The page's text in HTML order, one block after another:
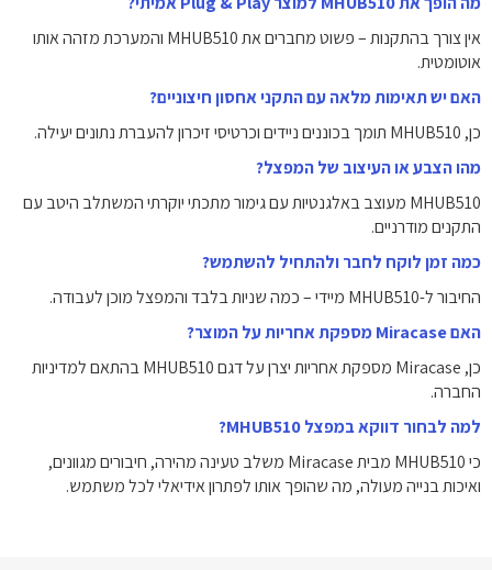
אין צורך בהתקנות – פשוט מחברים את MHUB510 והמערכת מזהה אותו
אוטומטית.
האם יש תאימות מלאה עם התקני אחסון חיצוניים?
כן, MHUB510 תומך בכוננים ניידים וכרטיסי זיכרון להעברת נתונים יעילה.
מהו הצבע או העיצוב של המפצל?
MHUB510 מעוצב באלגנטיות עם גימור מתכתי יוקרתי המשתלב היטב עם
התקנים מודרניים.
כמה זמן לוקח לחבר ולהתחיל להשתמש?
החיבור ל-MHUB510 מיידי – כמה שניות בלבד והמפצל מוכן לעבודה.
האם Miracase מספקת אחריות על המוצר?
כן, Miracase מספקת אחריות יצרן על דגם MHUB510 בהתאם למדיניות
החברה.
למה לבחור דווקא במפצל MHUB510?
כי MHUB510 מבית Miracase משלב טעינה מהירה, חיבורים מגוונים,
ואיכות בנייה מעולה, מה שהופך אותו לפתרון אידיאלי לכל משתמש.